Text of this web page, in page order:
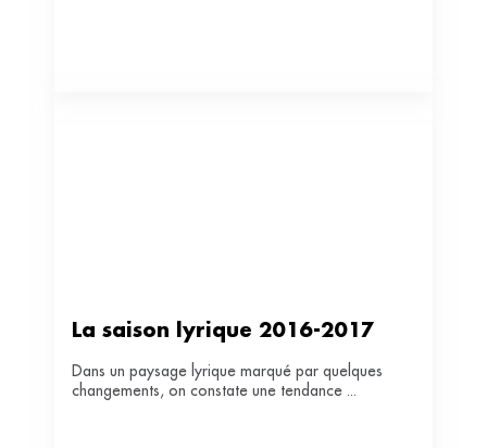
La saison lyrique 2016-2017
Dans un paysage lyrique marqué par quelques
changements, on constate une tendance ...